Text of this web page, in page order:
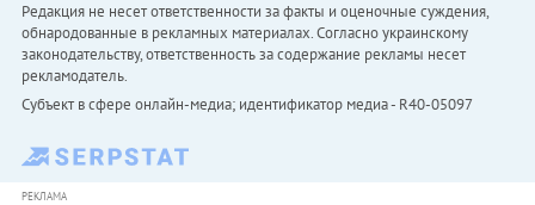
Редакция не несет ответственности за факты и оценочные суждения,
обнародованные в рекламных материалах. Согласно украинскому
законодательству, ответственность за содержание рекламы несет
рекламодатель.
Субъект в сфере онлайн-медиа; идентификатор медиа - R40-05097
РЕКЛАМА